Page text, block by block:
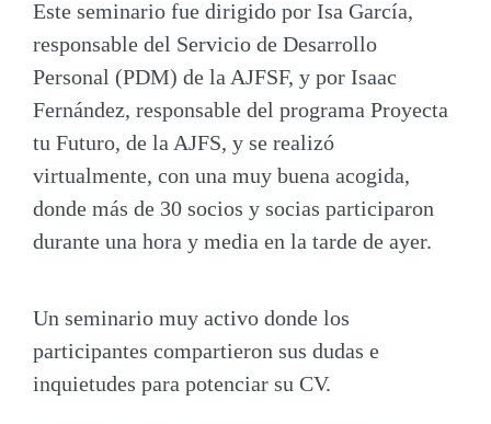
Este seminario fue dirigido por Isa García,
responsable del Servicio de Desarrollo
Personal (PDM) de la AJFSF, y por Isaac
Fernández, responsable del programa Proyecta
tu Futuro, de la AJFS, y se realizó
virtualmente, con una muy buena acogida,
donde más de 30 socios y socias participaron
durante una hora y media en la tarde de ayer.
Un seminario muy activo donde los
participantes compartieron sus dudas e
inquietudes para potenciar su CV.